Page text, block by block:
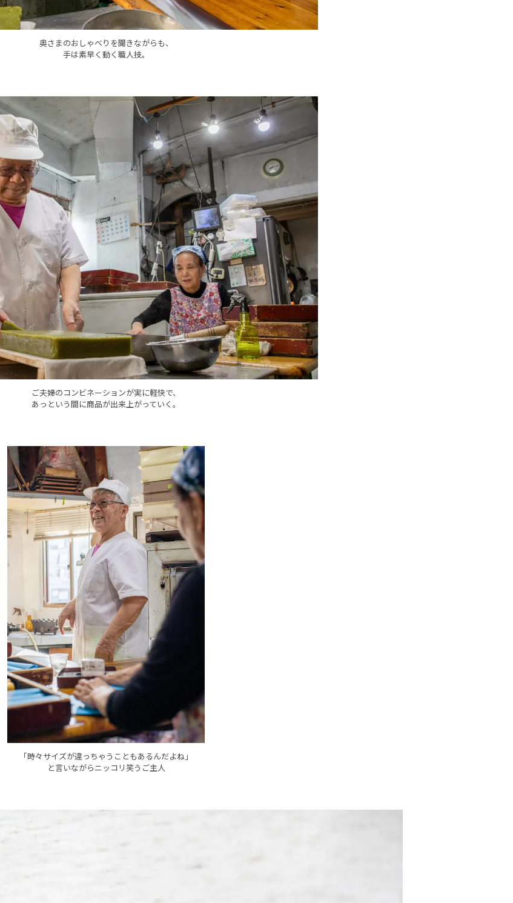
奥さまのおしゃべりを聞きながらも、
手は素早く動く職人技。
ご夫婦のコンビネーションが実に軽快で、
あっという間に商品が出来上がっていく。
「時々サイズが違っちゃうこともあるんだよね」
と言いながらニッコリ笑うご主人